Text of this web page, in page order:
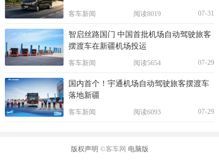
客车新闻 阅读8019 07-31
智启丝路国门 中国首批机场自动驾驶旅客
摆渡车在新疆机场投运
客车新闻 阅读5654 07-29
国内首个！宇通机场自动驾驶旅客摆渡车
落地新疆
客车新闻 阅读6093 07-29
版权声明 ©客车网 电脑版